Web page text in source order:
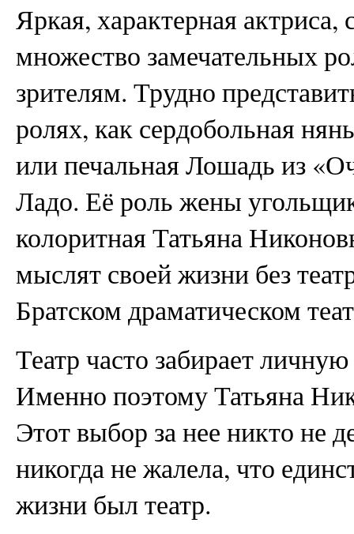
Яркая, характерная
множество замечательных
зрителям. Трудно
ролях, как сердобольная
или печальная Лошадь из
Ладо. Её роль жены
колоритная Татьяна
мыслят своей жизни без
Братском драматическом
Театр часто забирает
Именно поэтому Татьяна
Этот выбор за нее никто не
никогда не жалела, что
жизни был театр.